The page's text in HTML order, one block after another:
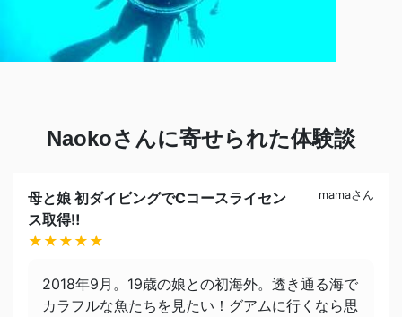
Naokoさんに寄せられた体験談
母と娘 初ダイビングでCコースライセン
ス取得‼︎
mamaさん
★★★★★
2018年9月。19歳の娘との初海外。透き通る海で
カラフルな魚たちを見たい！グアムに行くなら思